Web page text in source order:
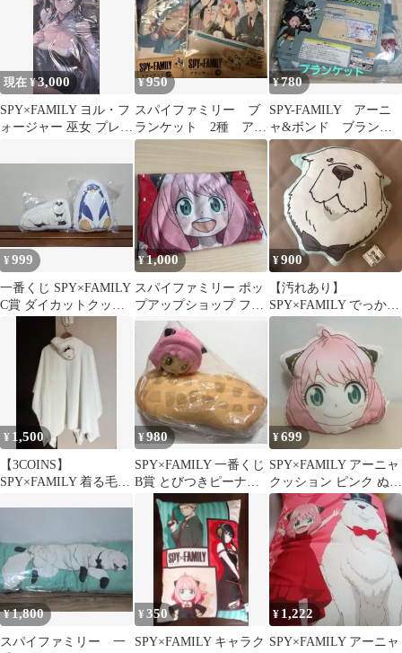
現在 ¥3,000
SPY×FAMILY ヨル・フ
ォージャー 巫女 プレイ
¥950
スパイファミリー ブ
ランケット 2種 アー
ニャ 毛布
¥780
SPY-FAMILY アーニ
ャ&ボンド ブランケ
ット 膝掛け 毛布
アニメ
¥999
一番くじ SPY×FAMILY
C賞 ダイカットクッシ
ョン 2点セット
¥1,000
スパイファミリー ポッ
プアップショップ フェ
イスタオル アーニャ 特
¥900
【汚れあり】
SPY×FAMILY でっかい
フェイスクッション ボ
¥ 1,500
【3COINS】
SPY×FAMILY 着る毛布
¥980
SPY×FAMILY 一番くじ
B賞 とびつきピーナッ
ツぬいぐるみ アーニャ
¥699
SPY×FAMILY アーニャ
クッション ピンク ぬい
ぐるみ スパイファミリ
ー
¥1,800
スパイファミリー 一
¥350
SPY×FAMILY キャラク
¥ 1,222
SPY×FAMILY アーニャ